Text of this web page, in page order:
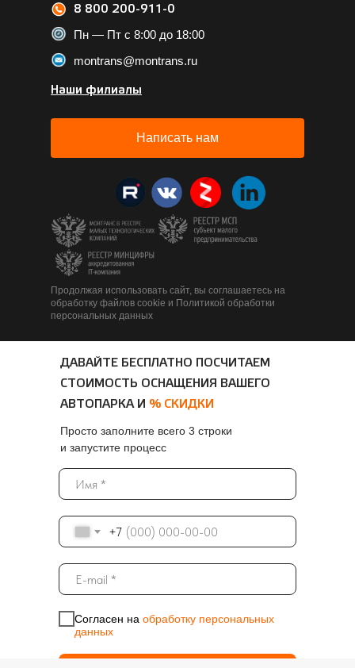
8 800 200-911-0
Пн — Пт с 8:00 до 18:00
montrans@montrans.ru
Наши филиалы
Написать нам
Продолжая использовать сайт, вы соглашаетесь на
обработку файлов cookie и Политикой обработки
персональных данных
ДАВАЙТЕ БЕСПЛАТНО ПОСЧИТАЕМ
СТОИМОСТЬ ОСНАЩЕНИЯ ВАШЕГО
АВТОПАРКА И % СКИДКИ
Просто заполните всего 3 строки
и запустите процесс
+7
Согласен на обработку персональных
данных